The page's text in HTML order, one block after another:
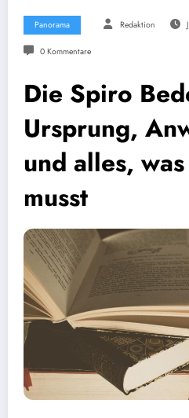
Panorama Redaktion
0 Kommentare
Die Spiro
Ursprung,
und alles,
musst